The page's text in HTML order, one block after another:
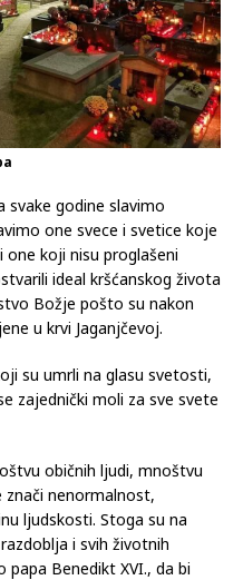
svake godine slavimo
one svece i svetice koje
one koji nisu proglašeni
ideal kršćanskog života
Božje pošto su nakon
u krvi Jaganjčevoj.
su umrli na glasu svetosti,
zajednički moli za sve svete
običnih ljudi, mnoštvu
nenormalnost,
ljudskosti. Stoga su na
i svih životnih
Benedikt XVI., da bi